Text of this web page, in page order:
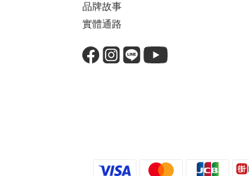
品牌故事
實體通路